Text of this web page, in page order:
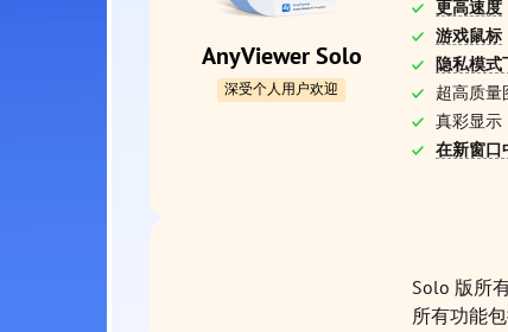
AnyViewer Solo
深受个人用户欢迎
更高速度
游戏鼠标
隐私模式
超高质量
真彩显示
在新窗口
Solo 版所
所有功能包